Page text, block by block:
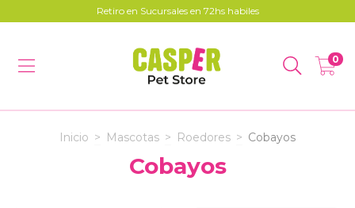
Retiro en Sucursales en 72hs habiles
0
Inicio > Mascotas > Roedores > Cobayos
Cobayos